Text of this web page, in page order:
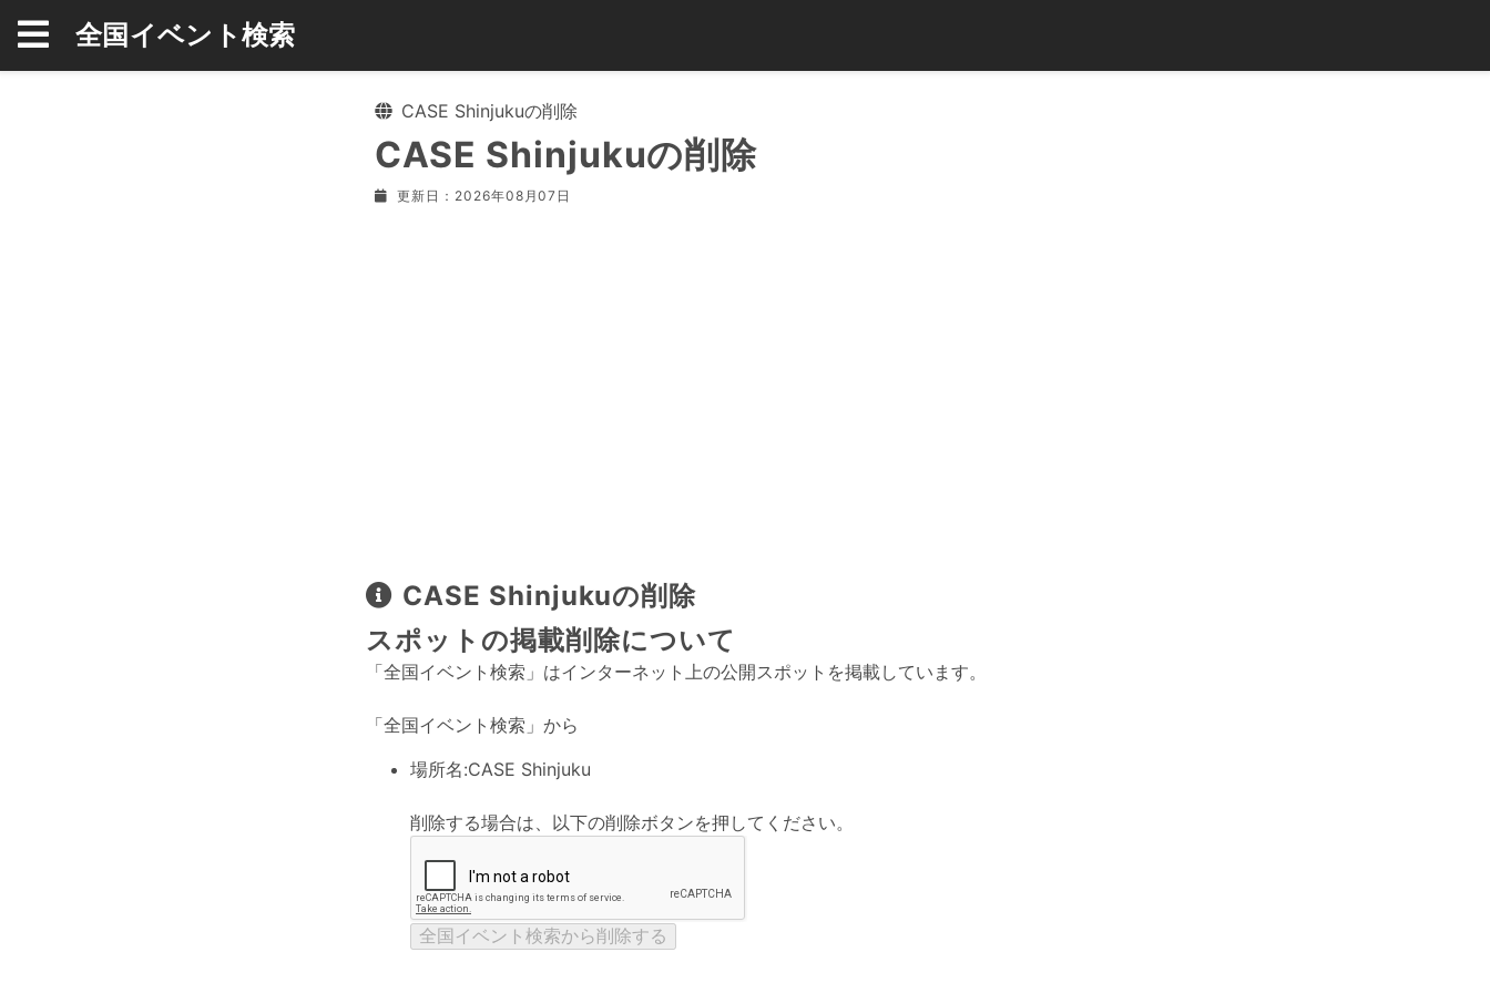
全国イベント検索
CASE Shinjukuの削除
CASE Shinjukuの削除
更新日：2026年08月07日
CASE Shinjukuの削除
スポットの掲載削除について
「全国イベント検索」はインターネット上の公開スポットを掲載しています。
「全国イベント検索」から
場所名:CASE Shinjuku
削除する場合は、以下の削除ボタンを押してください。
全国イベント検索から削除する